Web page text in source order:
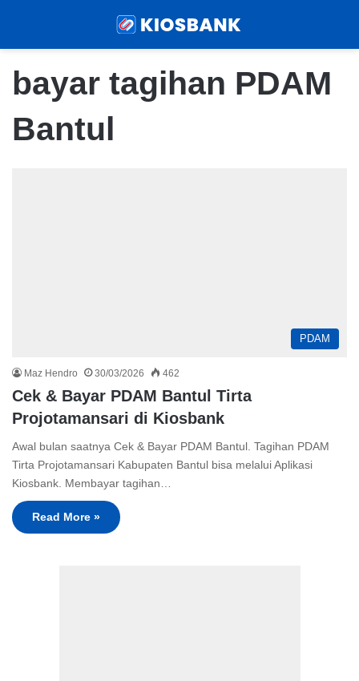
bayar tagihan PDAM
Bantul
PDAM
Maz Hendro 30/03/2026 462
Cek & Bayar PDAM Bantul Tirta
Projotamansari di Kiosbank
Awal bulan saatnya Cek & Bayar PDAM Bantul. Tagihan PDAM
Tirta Projotamansari Kabupaten Bantul bisa melalui Aplikasi
Kiosbank. Membayar tagihan…
Read More »